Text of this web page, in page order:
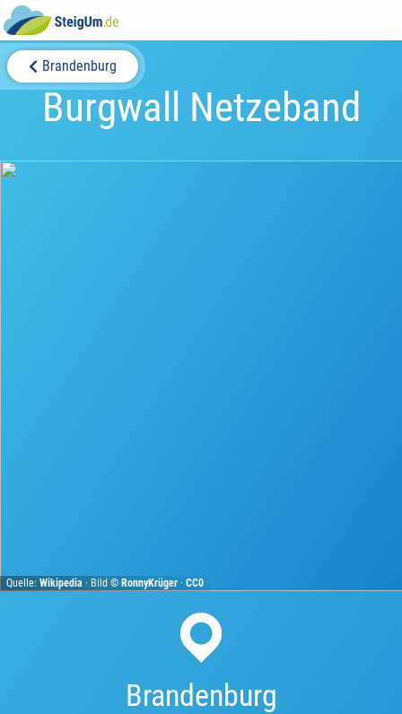
Brandenburg
Burgwall Netzeband
Quelle:Wikipedia · Bild ©RonnyKrüger ·CC0
Brandenburg